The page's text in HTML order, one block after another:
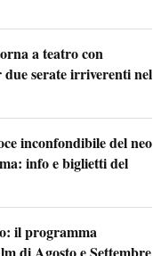
a teatro con
serate irriverenti nel
inconfondibile del neo
info e biglietti del
il programma